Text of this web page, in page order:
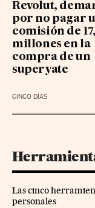
Revolut,
por no pagar
comisión de
millones en la
compra de un
superyate
CINCO DÍAS
Las cinco
personales